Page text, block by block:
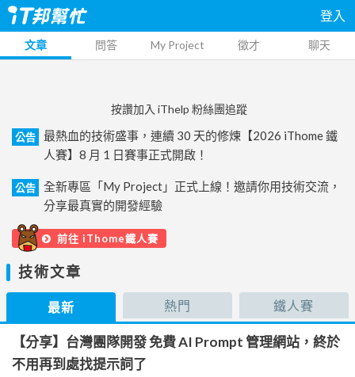
登入
文章 問答 My Project 徵才 聊天
按讚加入 iThelp 粉絲團追蹤
公告
最熱血的技術盛事，連續 30 天的修煉【2026 iThome 鐵
人賽】8 月 1 日賽事正式開啟！
公告
全新專區「My Project」正式上線！邀請你用技術交流，
分享最真實的開發經驗
前往 iThome鐵人賽
技術文章
最新 熱門 鐵人賽
【分享】台灣團隊開發 免費 AI Prompt 管理網站，終於
不用再到處找提示詞了